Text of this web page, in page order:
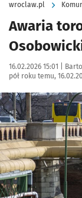
wroclaw.pl
Awaria
Data publikacji:
16.02.2026 15:01 |
pół roku temu,
Kliknij, aby